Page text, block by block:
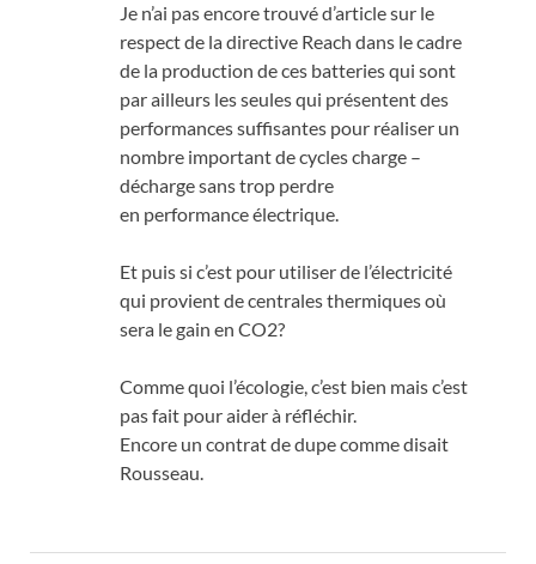
Je n’ai pas encore trouvé d’article sur le
respect de la directive Reach dans le cadre
de la production de ces batteries qui sont
par ailleurs les seules qui présentent des
performances suffisantes pour réaliser un
nombre important de cycles charge –
décharge sans trop perdre
en performance électrique.
Et puis si c’est pour utiliser de l’électricité
qui provient de centrales thermiques où
sera le gain en CO2?
Comme quoi l’écologie, c’est bien mais c’est
pas fait pour aider à réfléchir.
Encore un contrat de dupe comme disait
Rousseau.